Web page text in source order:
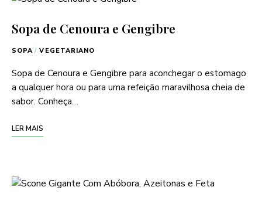
Sopa de Cenoura e Gengibre
SOPA / VEGETARIANO
Sopa de Cenoura e Gengibre para aconchegar o estomago
a qualquer hora ou para uma refeição maravilhosa cheia de
sabor. Conheça…
LER MAIS